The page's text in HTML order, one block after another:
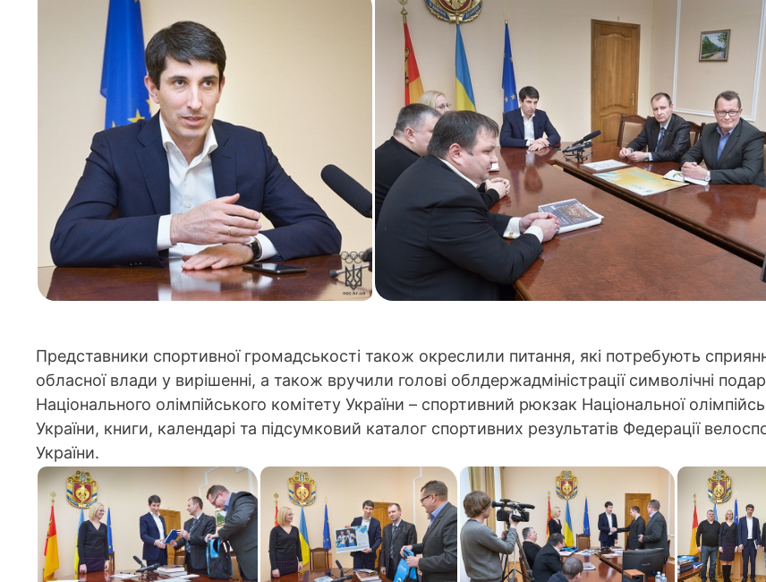
Представники спортивної громадськості також окреслили питання, які потребують
обласної влади у вирішенні, а також вручили голові облдержадміністрації символічні
Національного олімпійського комітету України – спортивний рюкзак Національної
України, книги, календарі та підсумковий каталог спортивних результатів Федерації
України.